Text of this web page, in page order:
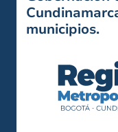
municipios.